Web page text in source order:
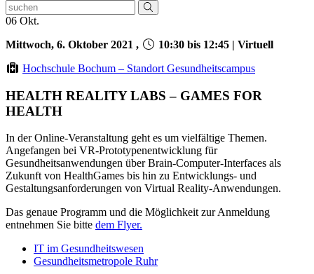
06 Okt.
Mittwoch, 6. Oktober 2021 ,
10:30 bis 12:45 | Virtuell
Hochschule Bochum – Standort Gesundheitscampus
HEALTH REALITY LABS – GAMES FOR
HEALTH
In der Online-Veranstaltung geht es um vielfältige Themen.
Angefangen bei VR-Prototypenentwicklung für
Gesundheitsanwendungen über Brain-Computer-Interfaces als
Zukunft von HealthGames bis hin zu Entwicklungs- und
Gestaltungsanforderungen von Virtual Reality-Anwendungen.
Das genaue Programm und die Möglichkeit zur Anmeldung
entnehmen Sie bitte dem Flyer.
IT im Gesundheitswesen
Gesundheitsmetropole Ruhr